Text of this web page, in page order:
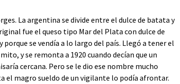
La argentina se divide entre el dulce de batata y
fue el queso tipo Mar del Plata con dulce de
se vendía a lo largo del país. Llegó a tener el
y se remonta a 1920 cuando decían que un
cercana. Pero se le dio ese nombre mucho
el magro sueldo de un vigilante lo podía afrontar.